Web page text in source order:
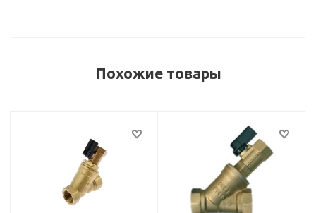
Похожие товары